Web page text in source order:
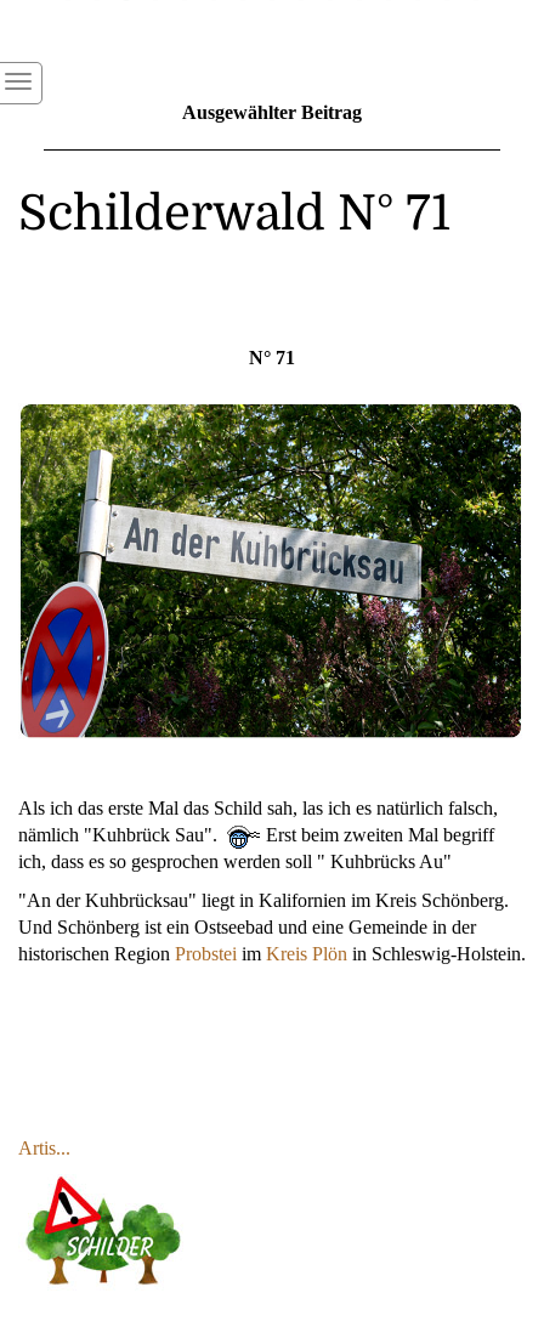
Ausgewählter Beitrag
Schilderwald N° 71
N° 71
Als ich das erste Mal das Schild sah, las ich es natürlich falsch,
nämlich "Kuhbrück Sau".
Erst beim zweiten Mal begriff
ich, dass es so gesprochen werden soll " Kuhbrücks Au"
"An der Kuhbrücksau" liegt in Kalifornien im Kreis Schönberg.
Und Schönberg ist ein Ostseebad und eine Gemeinde in der
historischen Region Probstei im Kreis Plön in Schleswig-Holstein.
Artis...